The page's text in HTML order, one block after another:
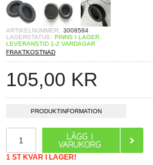
ARTIKELNUMMER: 3008584
LAGERSTATUS: FINNS I LAGER.
LEVERANSTID 1-2 VARDAGAR
FRAKTKOSTNAD
105,00 KR
PRODUKTINFORMATION
1 ST KVAR I LAGER!